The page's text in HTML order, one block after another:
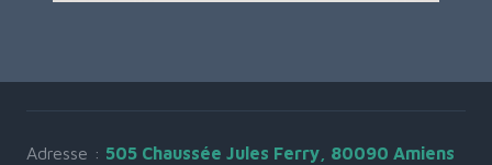
Adresse : 505 Chaussée Jules Ferry, 80090 Amiens